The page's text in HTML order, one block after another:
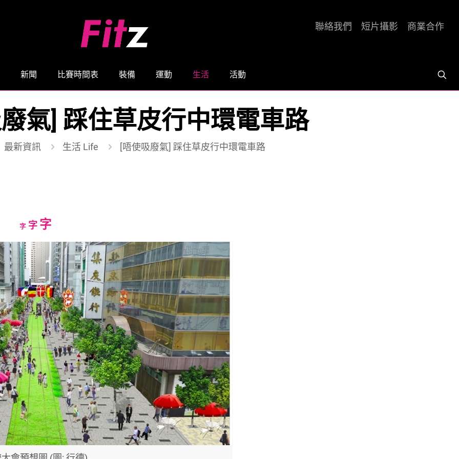
新聞 比賽時間表 裝備 運動 生活 活動
聯絡我們 短片攝影 商業合作
氣] 踩住草皮行中環電車路
最新資訊 生活 Life [唔使吸廢氣] 踩住草皮行中環電車路
字Decrease
size.
字Reset
size.
字Increase
font
size.